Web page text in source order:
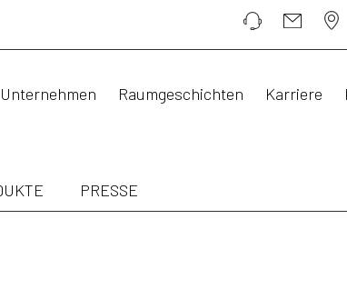
Unternehmen Raumgeschichten Karriere
PRESSE